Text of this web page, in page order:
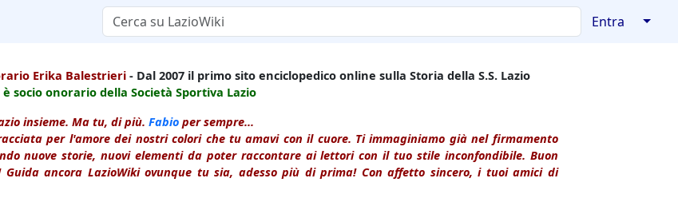
Entra ↓
Erika Balestrieri - Dal 2007 il primo sito enciclopedico online sulla Storia della S.S. Lazio
è socio onorario della Società Sportiva Lazio
insieme. Ma tu, di più. Fabio per sempre...
per l'amore dei nostri colori che tu amavi con il cuore. Ti immaginiamo già nel firmamento
nuove storie, nuovi elementi da poter raccontare ai lettori con il tuo stile inconfondibile. Buon
ancora LazioWiki ovunque tu sia, adesso più di prima! Con affetto sincero, i tuoi amici di